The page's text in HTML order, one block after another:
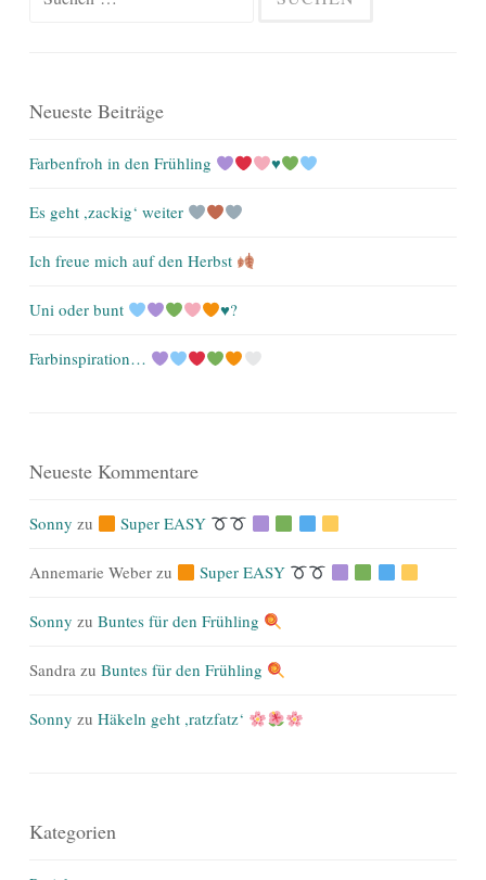
Neueste Beiträge
Farbenfroh in den Frühling ♥️
Es geht ,zackig‘ weiter
Ich freue mich auf den Herbst
Uni oder bunt ♥️?
Farbinspiration…
Neueste Kommentare
Sonny zu Super EASY
Annemarie Weber zu Super EASY
Sonny zu Buntes für den Frühling
Sandra zu Buntes für den Frühling
Sonny zu Häkeln geht ,ratzfatz‘
Kategorien